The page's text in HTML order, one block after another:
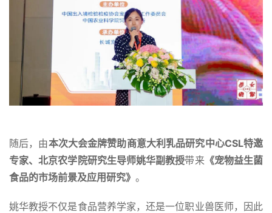
随后，由本次大会金牌赞助商意大利乳品研究中心CSL特邀
专家、北京农学院研究生导师姚华副教授带来 《宠物益生菌
食品的市场前景及应用研究》 。
姚华教授不仅是食品营养学家，还是一位职业兽医师，因此